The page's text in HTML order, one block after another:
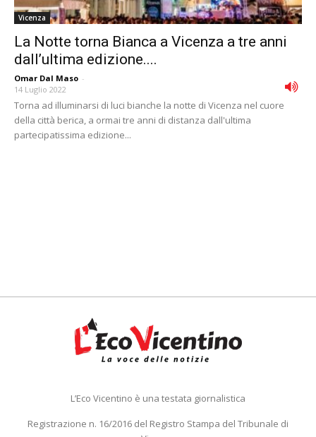
Vicenza
La Notte torna Bianca a Vicenza a tre anni
dall’ultima edizione....
Omar Dal Maso -
14 Luglio 2022
Torna ad illuminarsi di luci bianche la notte di Vicenza nel cuore
della città berica, a ormai tre anni di distanza dall'ultima
partecipatissima edizione...
L’Eco Vicentino è una testata giornalistica
Registrazione n. 16/2016 del Registro Stampa del Tribunale di